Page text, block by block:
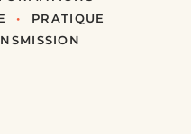
•
PRATIQUE